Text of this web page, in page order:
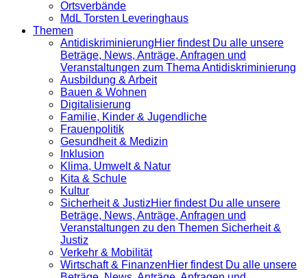
Ortsverbände
MdL Torsten Leveringhaus
Themen
Antidiskrimi­nierungHier findest Du alle unsere
Beträge, News, Anträge, Anfragen und
Veranstaltungen zum Thema Antidiskriminierung
Ausbildung & Arbeit
Bauen & Wohnen
Digitalisierung
Familie, Kinder & Jugendliche
Frauenpolitik
Gesundheit & Medizin
Inklusion
Klima, Umwelt & Natur
Kita & Schule
Kultur
Sicherheit & JustizHier findest Du alle unsere
Beträge, News, Anträge, Anfragen und
Veranstaltungen zu den Themen Sicherheit &
Justiz
Verkehr & Mobilität
Wirtschaft & FinanzenHier findest Du alle unsere